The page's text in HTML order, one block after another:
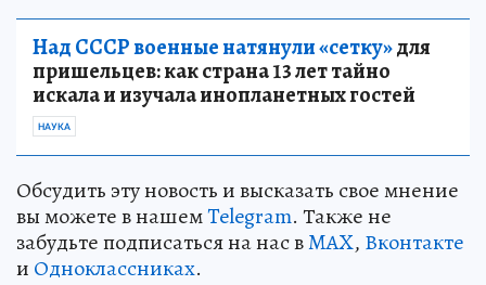
Над СССР военные натянули «сетку»для
пришельцев: как страна 13 лет тайно
искала и изучала инопланетных гостей
НАУКА
Обсудить эту новость и высказать свое мнение
вы можете в нашемTelegram. Также не
забудьте подписаться на нас вMAX, Вконтакте
и Одноклассниках.